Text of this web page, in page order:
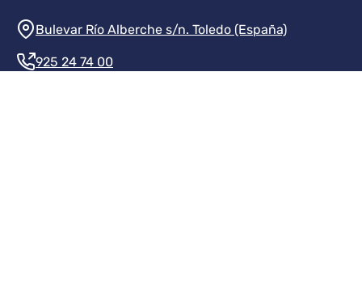
Información de la institución
Bulevar Río Alberche s/n. Toledo (España)
925 24 74 00